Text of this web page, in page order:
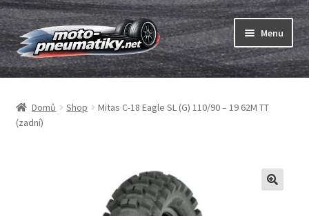
Přeskočit
na
navigaci
Přejít
k
obsahu
webu
Menu
Pneumatiky
Expand
Duše & ráfkové pásky
menu
Domů Shop
Mitas C-18 Eagle SL (G) 110/90 – 19 62M TT
(zadní)